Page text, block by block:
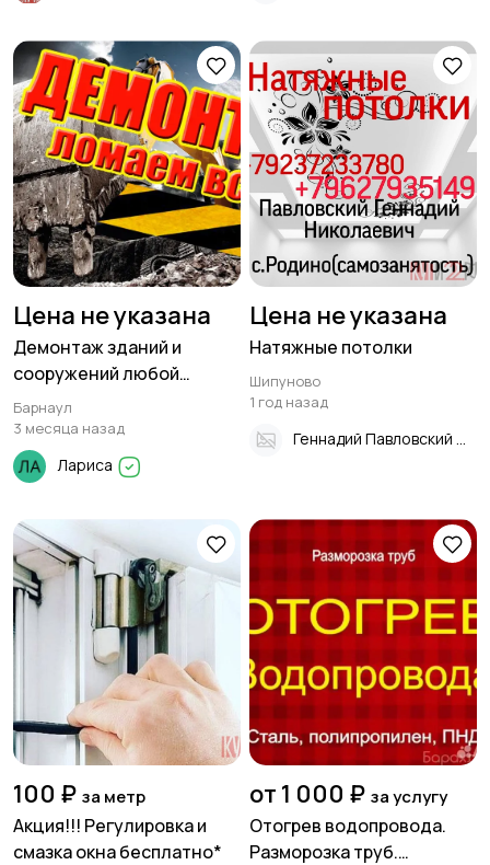
Цена не указана
Демонтаж зданий и
сооружений любой
сложности.
Барнаул
3 месяца назад
Лариса
Цена не указана
Натяжные потолки
Шипуново
1 год назад
Геннадий Павловский
100 ₽ за метр
Акция!!! Регулировка и
смазка окна бесплатно*
от 1 000 ₽ за услугу
Отогрев водопровода.
Разморозка труб.